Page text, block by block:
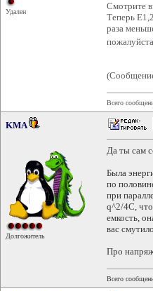
Удален
Смотрите
Теперь
раза
пожалуйста
Всего
KMA
Долгожитель
Да ты сам
Была
по
при
q^2/4C,
емкость,
вас
Про
Всего